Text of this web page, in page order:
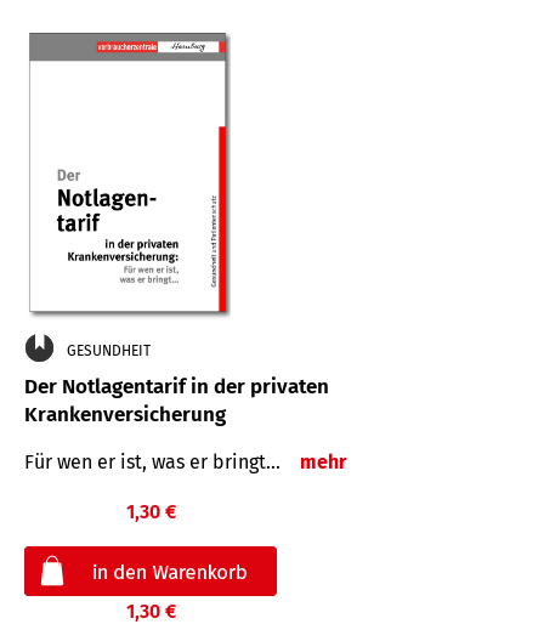
GESUNDHEIT
Der Notlagentarif in der privaten
Krankenversicherung
Für wen er ist, was er bringt… mehr
1,30 €
1,30 €